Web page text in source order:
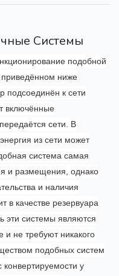
Системы
подобной
приведённом ниже
подсоединён к сети
включённые
сети. В
из сети может
система самая
и размещения, однако
и наличия
в качестве резервуара
эти системы являются
не требуют никакого
подобных систем
у